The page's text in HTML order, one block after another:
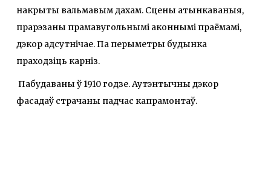
накрыты вальмавым дахам. Сцены атынкаваныя,
прарэзаны прамавугольнымі аконнымі праёмамі,
дэкор адсутнiчае. Па перыметры будынка
праходзіць карніз.
Пабудаваны ў 1910 годзе. Аутэнтычны дэкор
фасадаў страчаны падчас капрамонтаў.